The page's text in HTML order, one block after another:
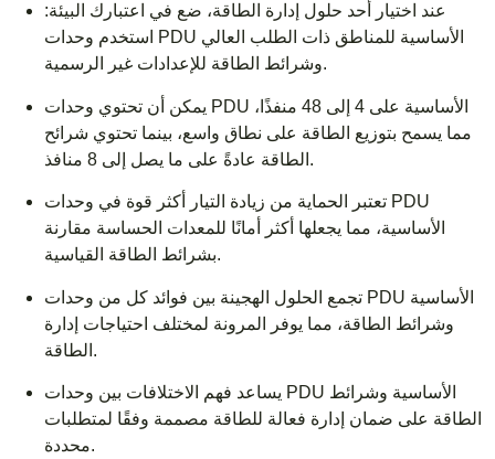
عند اختيار أحد حلول إدارة الطاقة، ضع في اعتبارك البيئة:
استخدم وحدات PDU الأساسية للمناطق ذات الطلب العالي
وشرائط الطاقة للإعدادات غير الرسمية.
يمكن أن تحتوي وحدات PDU الأساسية على 4 إلى 48 منفذًا،
مما يسمح بتوزيع الطاقة على نطاق واسع، بينما تحتوي شرائح
الطاقة عادةً على ما يصل إلى 8 منافذ.
تعتبر الحماية من زيادة التيار أكثر قوة في وحدات PDU
الأساسية، مما يجعلها أكثر أمانًا للمعدات الحساسة مقارنة
بشرائط الطاقة القياسية.
تجمع الحلول الهجينة بين فوائد كل من وحدات PDU الأساسية
وشرائط الطاقة، مما يوفر المرونة لمختلف احتياجات إدارة
الطاقة.
يساعد فهم الاختلافات بين وحدات PDU الأساسية وشرائط
الطاقة على ضمان إدارة فعالة للطاقة مصممة وفقًا لمتطلبات
محددة.